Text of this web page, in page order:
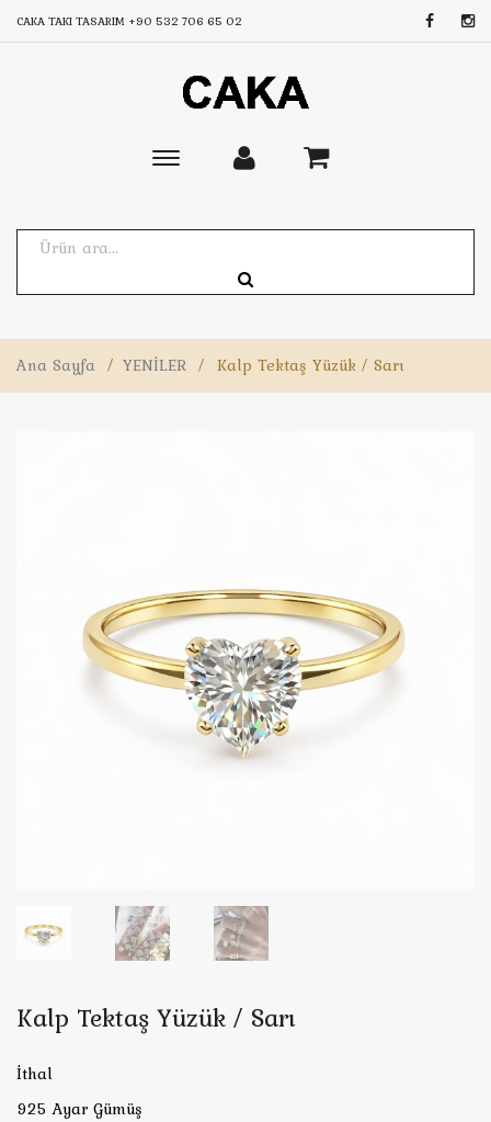
CAKA TAKI TASARIM +90 532 706 65 02
Toggle
Ana Sayfa / YENİLER / Kalp Tektaş Yüzük / Sarı
Kalp Tektaş Yüzük / Sarı
İthal
925 Ayar Gümüş